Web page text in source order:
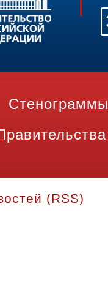
Стенограммы
(RSS)